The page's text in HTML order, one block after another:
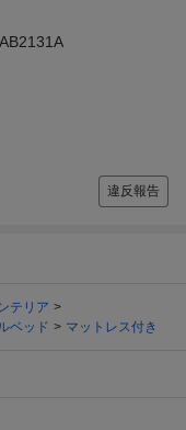
違反報告
テリア
ベッド マットレス付き